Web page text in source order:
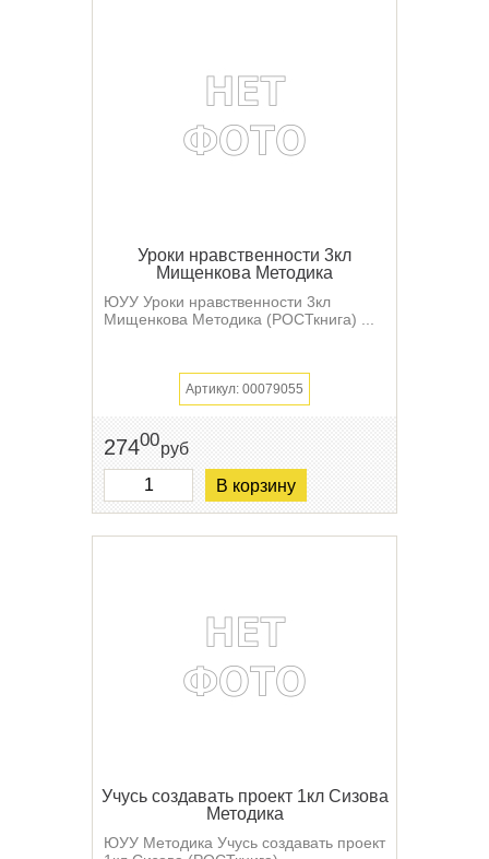
Уроки нравственности 3кл
Мищенкова Методика
ЮУУ Уроки нравственности 3кл
Мищенкова Методика (РОСТкнига) ...
Артикул: 00079055
27400руб
В корзину
Учусь создавать проект 1кл Сизова
Методика
ЮУУ Методика Учусь создавать проект